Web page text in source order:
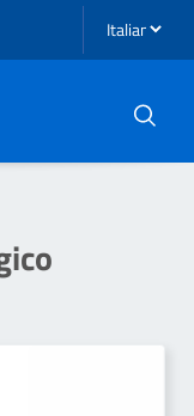
Seleziona